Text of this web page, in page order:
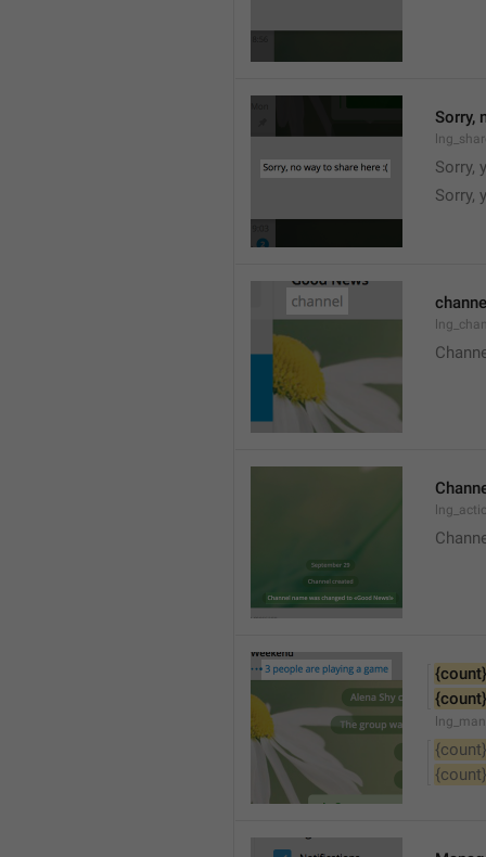
Sorry,
Sorry,
Sorry,
{count}
{count}
{count}
{count}